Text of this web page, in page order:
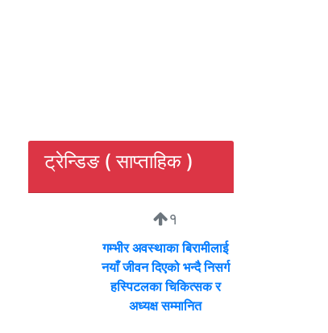
ट्रेन्डिङ ( साप्ताहिक )
१
गम्भीर अवस्थाका बिरामीलाई
नयाँ जीवन दिएको भन्दै निसर्ग
हस्पिटलका चिकित्सक र
अध्यक्ष सम्मानित